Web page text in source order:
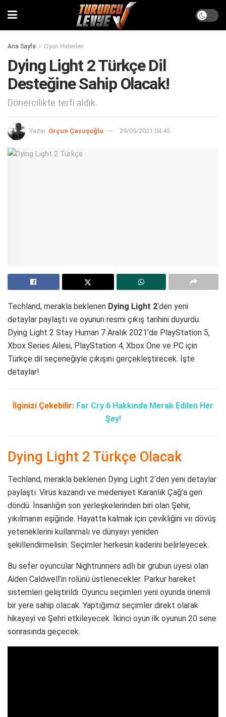
Ana Sayfa Oyun Haberleri
Dying Light 2 Türkçe Dil
Desteğine Sahip Olacak!
Dönercilikte terfi aldık.
Yazar: Orçun Çavuşoğlu 29/05/2021 04:45
Techland, merakla beklenen Dying Light 2‘den yeni
detaylar paylaştı ve oyunun resmi çıkış tarihini duyurdu.
Dying Light 2 Stay Human 7 Aralık 2021’de PlayStation 5,
Xbox Series Ailesi, PlayStation 4, Xbox One ve PC için
Türkçe dil seçeneğiyle çıkışını gerçekleştirecek. İşte
detaylar!
İlginizi Çekebilir: Far Cry 6 Hakkında Merak Edilen Her
Şey!
Dying Light 2 Türkçe Olacak
Techland, merakla beklenen Dying Light 2’den yeni detaylar
paylaştı. Virüs kazandı ve medeniyet Karanlık Çağ’a geri
döndü. İnsanlığın son yerleşkelerinden biri olan Şehir,
yıkılmanın eşiğinde. Hayatta kalmak için çevikliğini ve dövüş
yeteneklerini kullanmalı ve dünyayı yeniden
şekillendirmelisin. Seçimler herkesin kaderini belirleyecek.
Bu sefer oyuncular Nightrunners adlı bir grubun üyesi olan
Aiden Caldwell’in rolünü üstlenecekler. Parkur hareket
sistemleri geliştirildi. Oyuncu seçimleri yeni oyunda önemli
bir yere sahip olacak. Yaptığımız seçimler direkt olarak
hikayeyi ve Şehri etkileyecek. İkinci oyun ilk oyunun 20 sene
sonrasında geçecek.